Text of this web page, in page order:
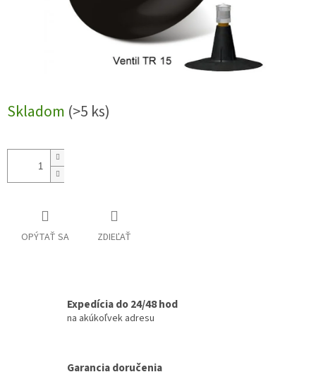
Skladom (>5 ks)
OPÝTAŤ SA ZDIEĽAŤ
Expedícia do 24/48 hod
na akúkoľvek adresu
Garancia doručenia